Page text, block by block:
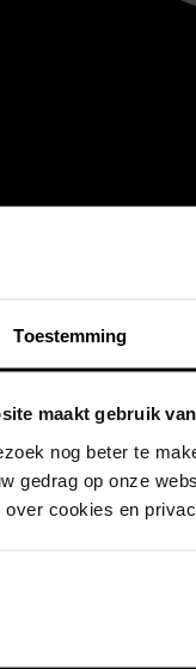
Toestemming
maakt gebruik
nog beter te
gedrag op onze
over cookies en